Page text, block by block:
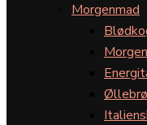
Morgenmad